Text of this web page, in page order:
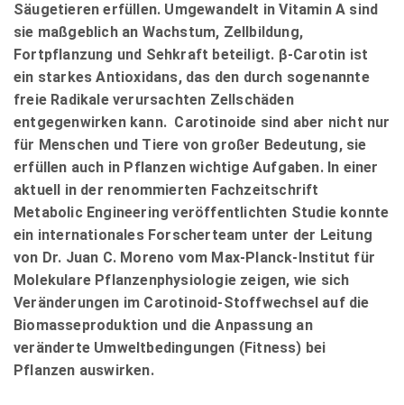
Säugetieren erfüllen. Umgewandelt in Vitamin A sind
sie maßgeblich an Wachstum, Zellbildung,
Fortpflanzung und Sehkraft beteiligt. β-Carotin ist
ein starkes Antioxidans, das den durch sogenannte
freie Radikale verursachten Zellschäden
entgegenwirken kann. Carotinoide sind aber nicht nur
für Menschen und Tiere von großer Bedeutung, sie
erfüllen auch in Pflanzen wichtige Aufgaben. In einer
aktuell in der renommierten Fachzeitschrift
Metabolic Engineering veröffentlichten Studie konnte
ein internationales Forscherteam unter der Leitung
von Dr. Juan C. Moreno vom Max-Planck-Institut für
Molekulare Pflanzenphysiologie zeigen, wie sich
Veränderungen im Carotinoid-Stoffwechsel auf die
Biomasseproduktion und die Anpassung an
veränderte Umweltbedingungen (Fitness) bei
Pflanzen auswirken.